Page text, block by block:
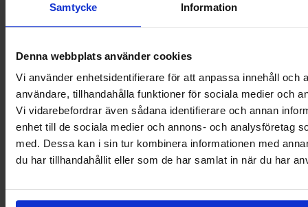
Samtycke Information
Denna webbplats använder cookies
Vi använder enhetsidentifierare för att anpassa innehåll och
användare, tillhandahålla funktioner för sociala medier och
Vi vidarebefordrar även sådana identifierare och annan
enhet till de sociala medier och annons- och analysföretag
med. Dessa kan i sin tur kombinera informationen med
du har tillhandahållit eller som de har samlat in när du har